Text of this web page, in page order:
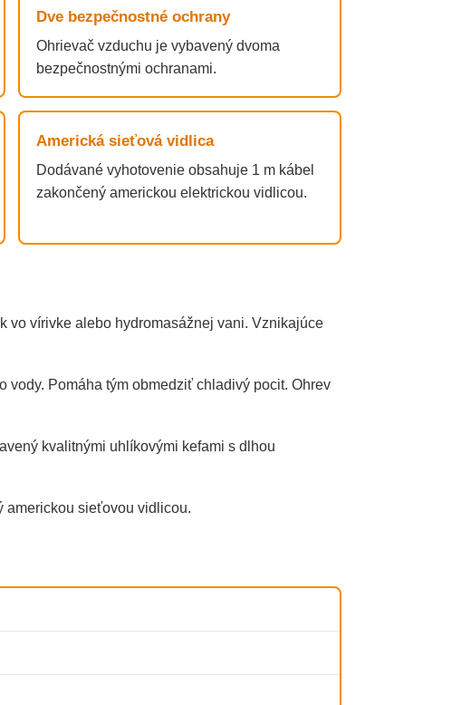
Dve bezpečnostné ochrany
Ohrievač vzduchu je vybavený dvoma
bezpečnostnými ochranami.
Americká sieťová vidlica
Dodávané vyhotovenie obsahuje 1 m kábel
zakončený americkou elektrickou vidlicou.
vo vírivke alebo hydromasážnej vani. Vznikajúce
vody. Pomáha tým obmedziť chladivý pocit. Ohrev
kvalitnými uhlíkovými kefami s dlhou
americkou sieťovou vidlicou.